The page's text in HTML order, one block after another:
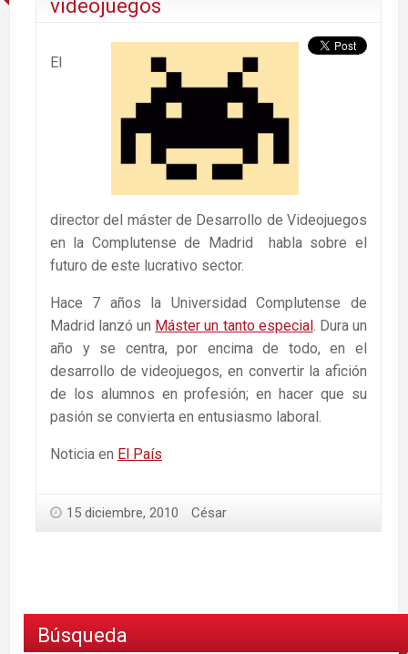
videojuegos
El
director del máster de Desarrollo de Videojuegos
en la Complutense de Madrid habla sobre el
futuro de este lucrativo sector.
Hace 7 años la Universidad Complutense de
Madrid lanzó un Máster un tanto especial. Dura un
año y se centra, por encima de todo, en el
desarrollo de videojuegos, en convertir la afición
de los alumnos en profesión; en hacer que su
pasión se convierta en entusiasmo laboral.
Noticia en El País
15 diciembre, 2010 César
Búsqueda